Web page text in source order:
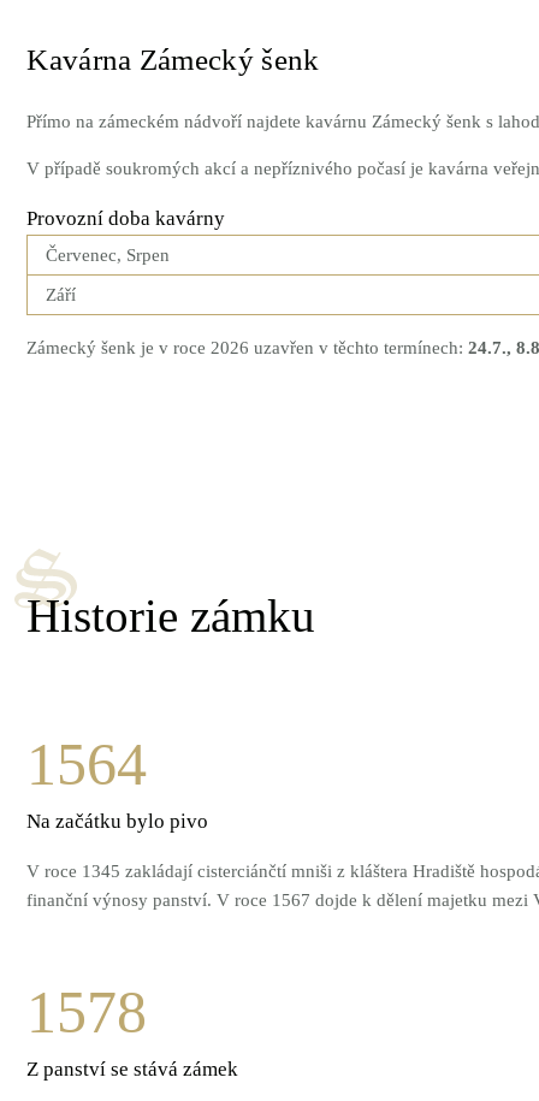
Kavárna Zámecký šenk
Přímo na zámeckém nádvoří najdete kavárnu Zámecký šenk s
V případě soukromých akcí a nepříznivého počasí je kavárna
Provozní doba kavárny
Červenec, Srpen
Září
Zámecký šenk je v roce 2026 uzavřen v těchto termínech:24.7.,
Historie zámku
Na začátku bylo pivo
V roce 1345 zakládají cisterciánčtí mniši z kláštera Hradiště
finanční výnosy panství. V roce 1567 dojde k dělení majetku mezi
1564
Z panství se stává zámek
1578